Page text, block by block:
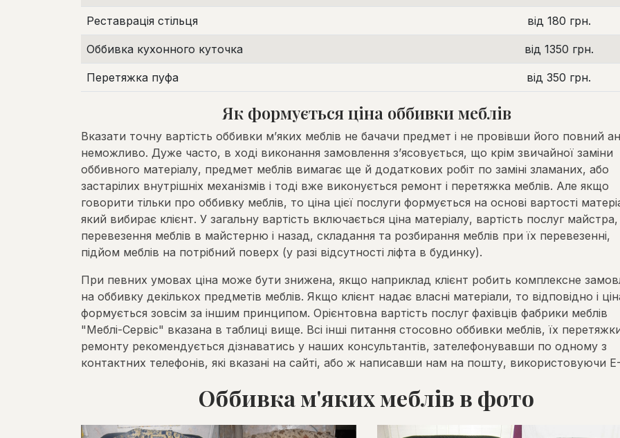
Реставрація стільця від 180 грн.
Оббивка кухонного куточка від 1350 грн.
Перетяжка пуфа від 350 грн.
Як формується ціна оббивки меблів
Вказати точну вартість оббивки м’яких меблів не бачачи предмет і не провівши його повний
неможливо. Дуже часто, в ході виконання замовлення з’ясовується, що крім звичайної заміни
оббивного матеріалу, предмет меблів вимагає ще й додаткових робіт по заміні зламаних, або
застарілих внутрішніх механізмів і тоді вже виконується ремонт і перетяжка меблів. Але якщо
говорити тільки про оббивку меблів, то ціна цієї послуги формується на основі вартості
який вибирає клієнт. У загальну вартість включається ціна матеріалу, вартість послуг майстра,
перевезення меблів в майстерню і назад, складання та розбирання меблів при їх перевезенні,
підйом меблів на потрібний поверх (у разі відсутності ліфта в будинку).
При певних умовах ціна може бути знижена, якщо наприклад клієнт робить комплексне
на оббивку декількох предметів меблів. Якщо клієнт надає власні матеріали, то відповідно і
формується зовсім за іншим принципом. Орієнтовна вартість послуг фахівців фабрики меблів
"Меблі-Сервіс" вказана в таблиці вище. Всі інші питання стосовно оббивки меблів, їх перетяжки
ремонту рекомендується дізнаватись у наших консультантів, зателефонувавши по одному з
контактних телефонів, які вказані на сайті, або ж написавши нам на пошту, використовуючи
Оббивка м'яких меблів в фото